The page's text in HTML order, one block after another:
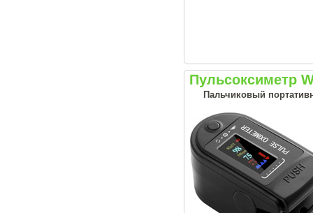
Пульсоксиметр
Пальчиковый